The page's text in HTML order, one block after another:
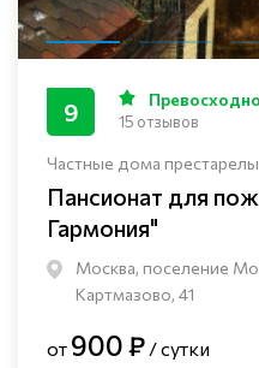
Частные дома
Пансионат для
Гармония"
Москва, поселение
Картмазово, 41
9 Превосходно
15 отзывов
от 900 ₽ / сутки